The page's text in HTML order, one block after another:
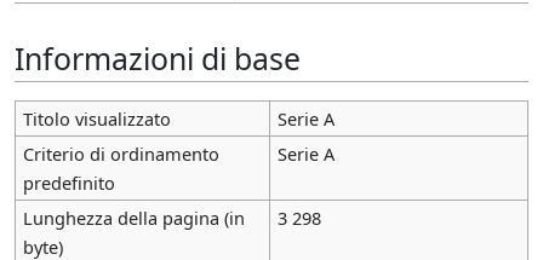
Informazioni di base
Titolo visualizzato
Serie A
Criterio di ordinamento
predefinito
Serie A
Lunghezza della pagina (in
byte)
3 298